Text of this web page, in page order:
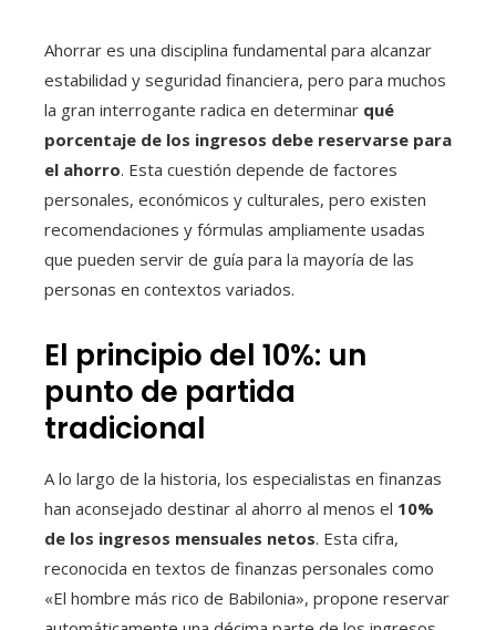
Ahorrar es una disciplina fundamental para alcanzar
estabilidad y seguridad financiera, pero para muchos
la gran interrogante radica en determinar qué
porcentaje de los ingresos debe reservarse para
el ahorro. Esta cuestión depende de factores
personales, económicos y culturales, pero existen
recomendaciones y fórmulas ampliamente usadas
que pueden servir de guía para la mayoría de las
personas en contextos variados.
El principio del 10%: un
punto de partida
tradicional
A lo largo de la historia, los especialistas en finanzas
han aconsejado destinar al ahorro al menos el 10%
de los ingresos mensuales netos. Esta cifra,
reconocida en textos de finanzas personales como
«El hombre más rico de Babilonia», propone reservar